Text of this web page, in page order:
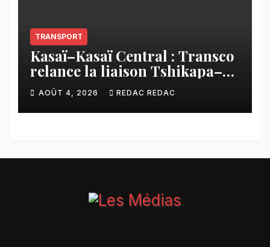
TRANSPORT
Kasaï–Kasaï Central : Transco
relance la liaison Tshikapa–
Tshiamu pour faciliter les
échanges
AOÛT 4, 2026 REDAC REDAC